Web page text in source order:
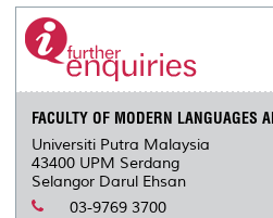
FACULTY OF MODERN LANGUAGES
Universiti Putra Malaysia
43400 UPM Serdang
Selangor Darul Ehsan
03-9769 3700